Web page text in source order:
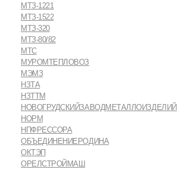
МТЗ-1221
МТЗ-1522
МТЗ-320
МТЗ-80/82
МТС
МУРОМТЕПЛОВОЗ
МЭМЗ
НЗТА
НЗТТМ
НОВОГРУДСКИЙЗАВОДМЕТАЛЛОИЗДЕЛИЙ
НОРМ
НПФРЕССОРА
ОБЪЕДИНЕНИЕРОДИНА
ОКТЭП
ОРЕЛСТРОЙМАШ